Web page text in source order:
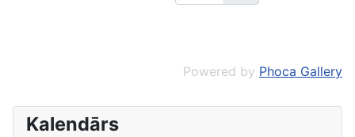
Powered by Phoca Gallery
Kalendārs